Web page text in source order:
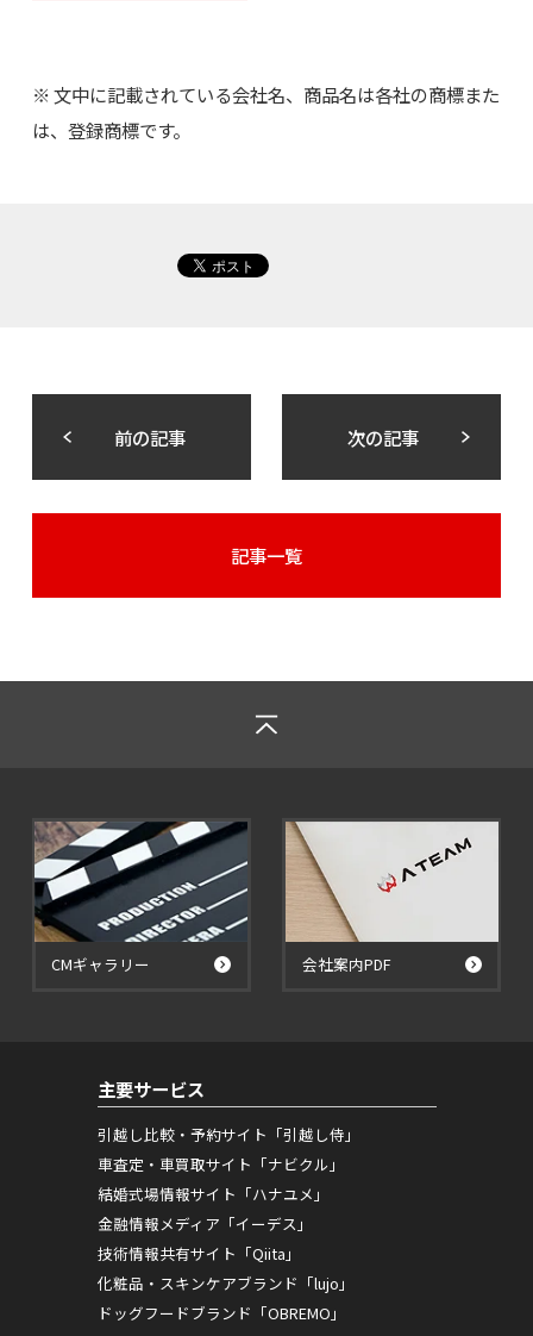
※ 文中に記載されている会社名、商品名は各社の商標また
は、登録商標です。
前の記事 次の記事
記事一覧
CMギャラリー 会社案内PDF
主要サービス
引越し比較・予約サイト「引越し侍」
車査定・車買取サイト「ナビクル」
結婚式場情報サイト「ハナユメ」
金融情報メディア「イーデス」
技術情報共有サイト「Qiita」
化粧品・スキンケアブランド「lujo」
ドッグフードブランド「OBREMO」